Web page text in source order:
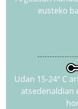
eusteko
Udan 15-24º C
atsedenaldian